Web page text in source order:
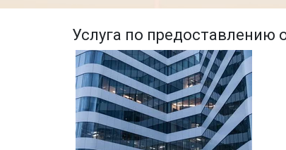
Услуга по предоставлению